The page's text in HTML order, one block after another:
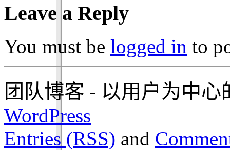
Leave a Reply
You must be logged in to
团队博客 - 以用户为中心
WordPress
Entries (RSS) and